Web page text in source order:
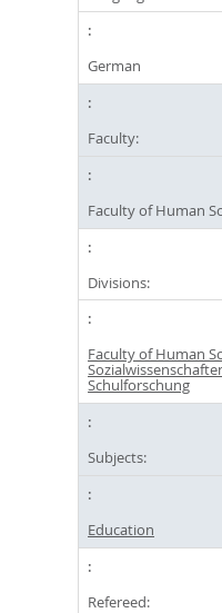
German
Faculty:
Faculty of Human
Divisions:
Faculty of Human
Schulforschung
Subjects:
Education
Refereed: